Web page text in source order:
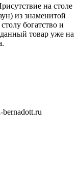
на столе
из знаменитой
богатство и
товар уже на